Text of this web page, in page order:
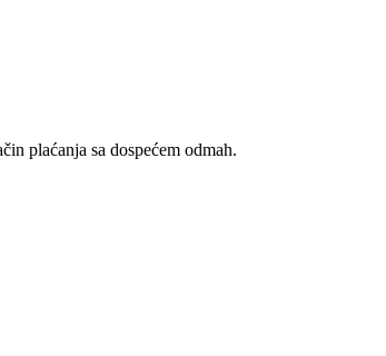
plaćanja sa dospećem odmah.